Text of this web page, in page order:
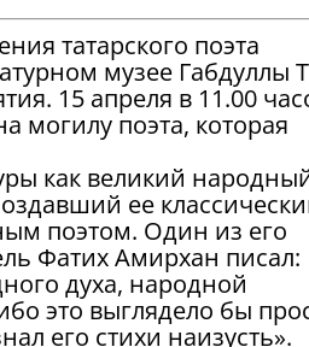
татарского поэта
музее Габдуллы
15 апреля в 11.00
могилу поэта, которая
как великий
ее
поэтом. Один из его
Фатих Амирхан писал:
духа, народной
это выглядело бы
его стихи наизусть».